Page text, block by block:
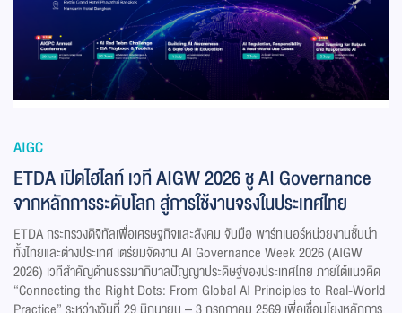
AIGC
ETDA เปิดไฮไลท์ เวที AIGW 2026 ชู AI Governance
จากหลักการระดับโลก สู่การใช้งานจริงในประเทศไทย
ETDA กระทรวงดิจิทัลเพื่อเศรษฐกิจและสังคม จับมือ พาร์ทเนอร์หน่วยงานชั้นนำ
ทั้งไทยและต่างประเทศ เตรียมจัดงาน AI Governance Week 2026 (AIGW
2026) เวทีสำคัญด้านธรรมาภิบาลปัญญาประดิษฐ์ของประเทศไทย ภายใต้แนวคิด
“Connecting the Right Dots: From Global AI Principles to Real-World